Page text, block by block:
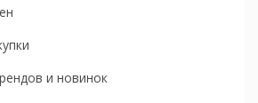
и новинок